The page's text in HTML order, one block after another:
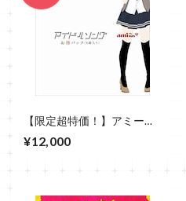
【限定超特価！】アミーガ
￥12,000】
¥12,000